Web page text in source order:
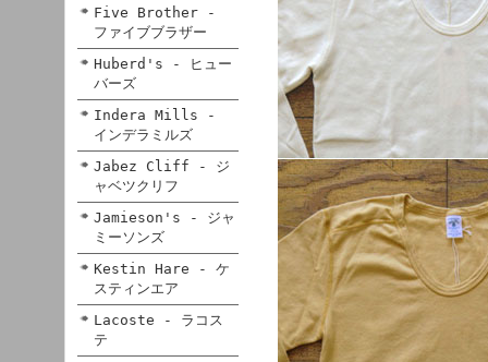
Five Brother -
ファイブブラザー
Huberd's - ヒュー
バーズ
Indera Mills -
インデラミルズ
Jabez Cliff - ジ
ャベツクリフ
Jamieson's - ジャ
ミーソンズ
Kestin Hare - ケ
スティンエア
Lacoste - ラコス
テ